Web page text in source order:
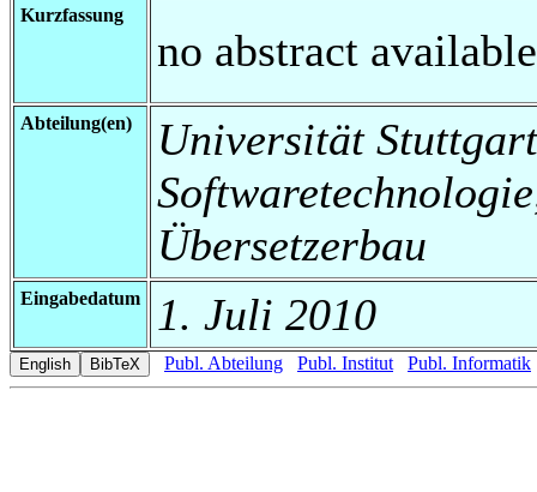
Kurzfassung
no abstract available
Abteilung(en)
Universität
Übersetzerbau
Eingabedatum 1. Juli 2010
Publ. Abteilung Publ. Institut Publ. Informatik